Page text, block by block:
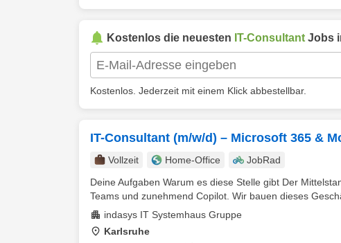
Kostenlos die neuesten IT-Consultant Jobs
Kostenlos. Jederzeit mit einem Klick abbestellbar.
IT-Consultant (m/w/d) – Microsoft 365 &
Vollzeit Home-Office
JobRad
Deine Aufgaben Warum es diese Stelle gibt Der
Teams und zunehmend Copilot. Wir bauen dieses
indasys IT Systemhaus Gruppe
Karlsruhe